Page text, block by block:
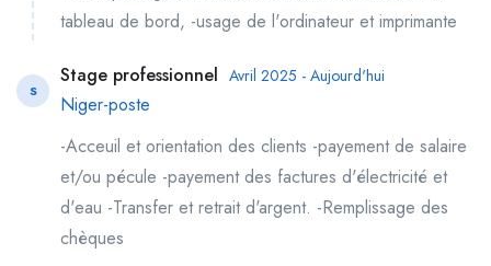
tableau de bord, -usage de l'ordinateur et imprimante
S
Stage professionnel Avril 2025 - Aujourd'hui
Niger-poste
-Acceuil et orientation des clients -payement de salaire
et/ou pécule -payement des factures d'électricité et
d'eau -Transfer et retrait d'argent. -Remplissage des
chèques